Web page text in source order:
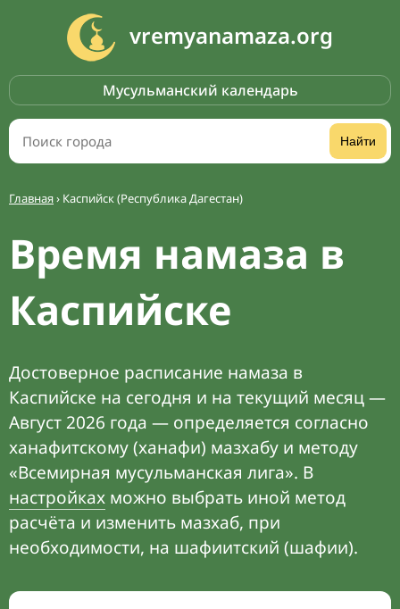
vremyanamaza.org
Мусульманский календарь
Найти
Главная› Каспийск (Республика Дагестан)
Время намаза в
Каспийске
Достоверное расписание намаза в
Каспийске на сегодня и на текущий месяц —
Август 2026 года — определяется согласно
ханафитскому (ханафи) мазхабу и методу
«Всемирная мусульманская лига». В
настройках можно выбрать иной метод
расчёта и изменить мазхаб, при
необходимости, на шафиитский (шафии).